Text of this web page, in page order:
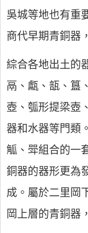
吳城等地也有重
商代早期青銅器
綜合各地出土的
鬲、甗、瓿、簋
壺、瓠形提梁壺
器和水器等門類
觚、斝組合的一
銅器的器形更為
成。屬於二里岡
岡上層的青銅器